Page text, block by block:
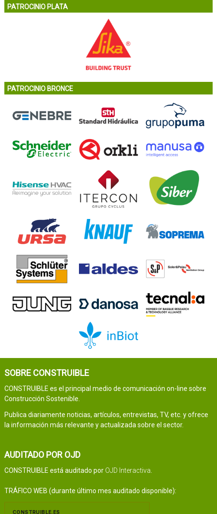
PATROCINIO PLATA
PATROCINIO BRONCE
SOBRE CONSTRUIBLE
CONSTRUIBLE es el principal medio de comunicación on-line sobre
Construcción Sostenible.
Publica diariamente noticias, artículos, entrevistas, TV, etc. y ofrece
la información más relevante y actualizada sobre el sector.
AUDITADO POR OJD
CONSTRUIBLE está auditado por OJD Interactiva.
TRÁFICO WEB (durante último mes auditado disponible):